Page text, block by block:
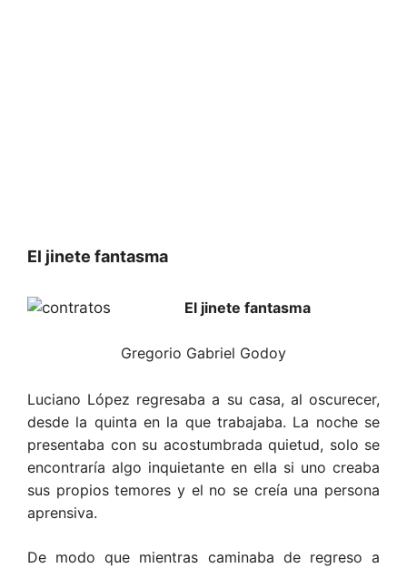
El jinete fantasma
El jinete fantasma
Gregorio Gabriel Godoy
Luciano López regresaba a su casa, al oscurecer,
desde la quinta en la que trabajaba. La noche se
presentaba con su acostumbrada quietud, solo se
encontraría algo inquietante en ella si uno creaba
sus propios temores y el no se creía una persona
aprensiva.
De modo que mientras caminaba de regreso a